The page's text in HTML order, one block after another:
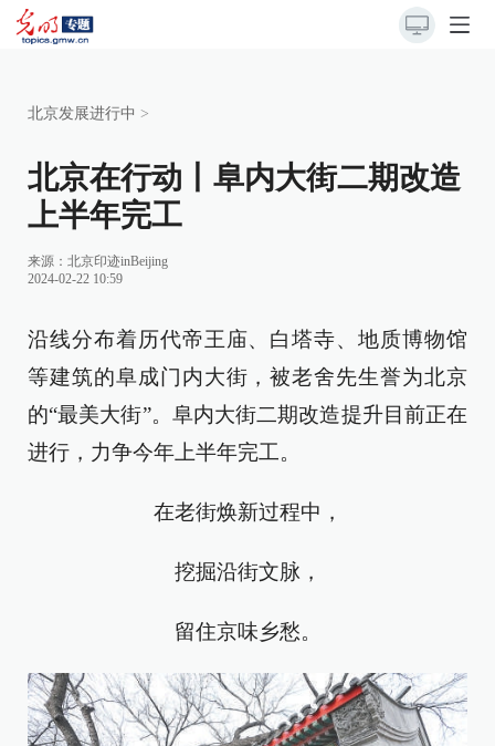
北京发展进行中 >
北京在行动丨阜内大街二期改造
上半年完工
来源：北京印迹inBeijing
2024-02-22 10:59
沿线分布着历代帝王庙、白塔寺、地质博物馆
等建筑的阜成门内大街，被老舍先生誉为北京
的“最美大街”。阜内大街二期改造提升目前正在
进行，力争今年上半年完工。
在老街焕新过程中，
挖掘沿街文脉，
留住京味乡愁。